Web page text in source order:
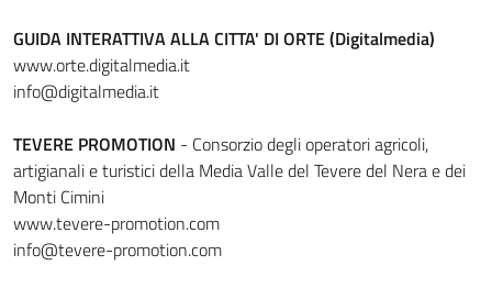
GUIDA INTERATTIVA ALLA CITTA' DI ORTE (Digitalmedia)
www.orte.digitalmedia.it
info@digitalmedia.it
TEVERE PROMOTION - Consorzio degli operatori agricoli,
artigianali e turistici della Media Valle del Tevere del Nera e dei
Monti Cimini
www.tevere-promotion.com
info@tevere-promotion.com